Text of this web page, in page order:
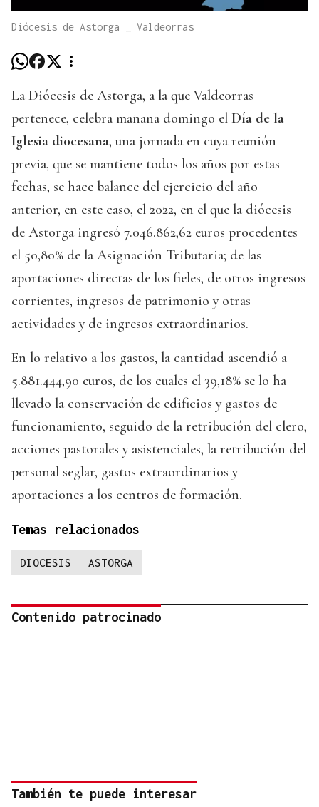
Diócesis de Astorga _ Valdeorras
La Diócesis de Astorga, a la que Valdeorras
pertenece, celebra mañana domingo el Día de la
Iglesia diocesana, una jornada en cuya reunión
previa, que se mantiene todos los años por estas
fechas, se hace balance del ejercicio del año
anterior, en este caso, el 2022, en el que la diócesis
de Astorga ingresó 7.046.862,62 euros procedentes
el 50,80% de la Asignación Tributaria; de las
aportaciones directas de los fieles, de otros ingresos
corrientes, ingresos de patrimonio y otras
actividades y de ingresos extraordinarios.
En lo relativo a los gastos, la cantidad ascendió a
5.881.444,90 euros, de los cuales el 39,18% se lo ha
llevado la conservación de edificios y gastos de
funcionamiento, seguido de la retribución del clero,
acciones pastorales y asistenciales, la retribución del
personal seglar, gastos extraordinarios y
aportaciones a los centros de formación.
Temas relacionados
DIOCESIS ASTORGA
Contenido patrocinado
También te puede interesar